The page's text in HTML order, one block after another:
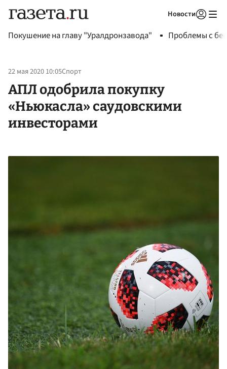
Новости
Покушение на главу "Уралдронзавода" Проблемы с
22 мая 2020 10:05Спорт
АПЛ одобрила покупку
«Ньюкасла» саудовскими
инвесторами